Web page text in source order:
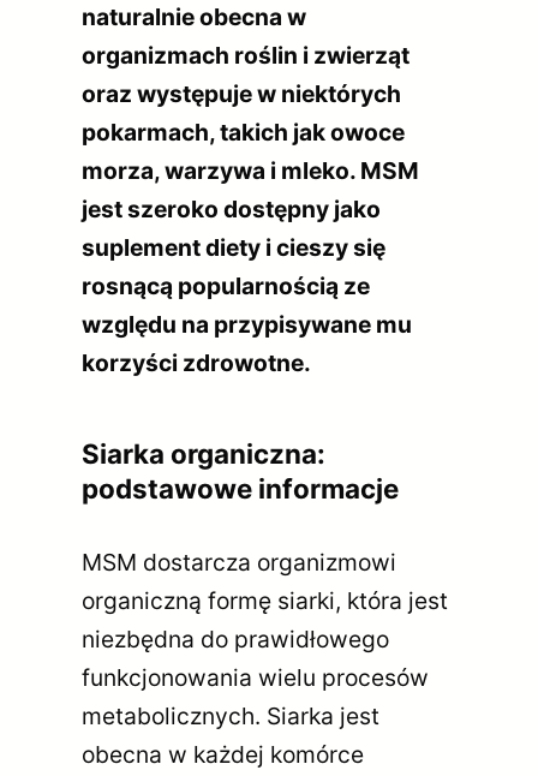
naturalnie obecna w
organizmach roślin i zwierząt
oraz występuje w niektórych
pokarmach, takich jak owoce
morza, warzywa i mleko. MSM
jest szeroko dostępny jako
suplement diety i cieszy się
rosnącą popularnością ze
względu na przypisywane mu
korzyści zdrowotne.
Siarka organiczna:
podstawowe informacje
MSM dostarcza organizmowi
organiczną formę siarki, która jest
niezbędna do prawidłowego
funkcjonowania wielu procesów
metabolicznych. Siarka jest
obecna w każdej komórce